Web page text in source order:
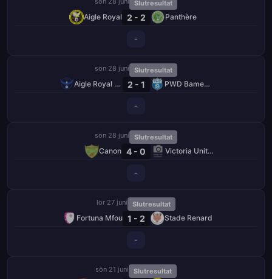
Slutresultat
Aigle Royal 2 - 2 Panthère
-
sön 28 juni Slutresultat
Aigle Royal de Moungo 2 - 1 PWD Bamenda
-
sön 28 juni Slutresultat
Canon 4 - 0 Victoria United
-
lör 27 juni Slutresultat
Fortuna Mfou 1 - 2 Stade Renard
-
sön 21 juni Slutresultat